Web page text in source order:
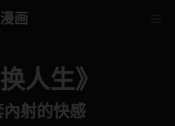
画
人生》
射的快感